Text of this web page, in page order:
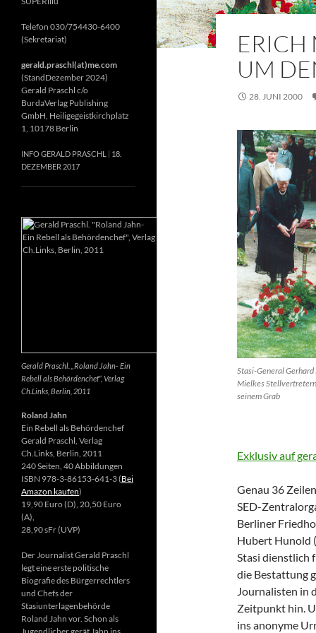
ERICH
UM
28. JUNI 2000
Stasi-General
Mielkes
seinem Grab
Exklusiv auf
Genau 36
SED-
Berliner
Hubert Hunold
Stasi dienstlich
die Bestattung
Journalisten in
Zeitpunkt hin.
ins anonyme
Telefon 030/754430-6400
(Sekretariat)
gerald.praschl(at)me.com
(StandDezember 2024)
Gerald Praschl c/o
BurdaVerlag Publishing
GmbH, Heiligegeistkirchplatz
1, 10178 Berlin
INFO GERALD PRASCHL
18.
DEZEMBER 2017
Gerald Praschl. „Roland Jahn- Ein
Rebell als Behördenchef“, Verlag
Ch.Links, Berlin, 2011
Roland Jahn
Ein Rebell als Behördenchef
Gerald Praschl, Verlag
Ch.Links, Berlin, 2011
240 Seiten, 40 Abbildungen
ISBN 978-3-86153-641-3 (Bei
Amazon kaufen)
19,90 Euro (D), 20,50 Euro
(A),
28,90 sFr (UVP)
Der Journalist Gerald Praschl
legt eine erste politische
Biografie des Bürgerrechtlers
und Chefs der
Stasiunterlagenbehörde
Roland Jahn vor. Schon als